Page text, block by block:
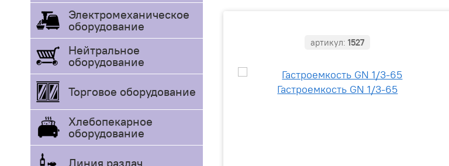
Электромеханическое
оборудование
Нейтральное
оборудование
Торговое оборудование
Хлебопекарное
оборудование
Линия раздач
артикул:1527